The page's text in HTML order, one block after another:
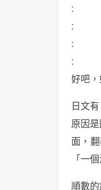
:
:
:
:
好吧
日文
原因
面，
「一
順數